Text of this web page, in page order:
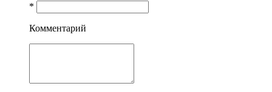
*
Комментарий